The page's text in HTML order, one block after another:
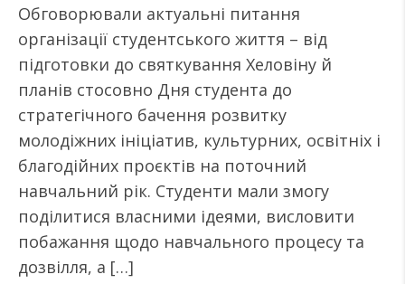
Обговорювали актуальні питання
організації студентського життя – від
підготовки до святкування Хеловіну й
планів стосовно Дня студента до
стратегічного бачення розвитку
молодіжних ініціатив, культурних, освітніх і
благодійних проєктів на поточний
навчальний рік. Студенти мали змогу
поділитися власними ідеями, висловити
побажання щодо навчального процесу та
дозвілля, а […]